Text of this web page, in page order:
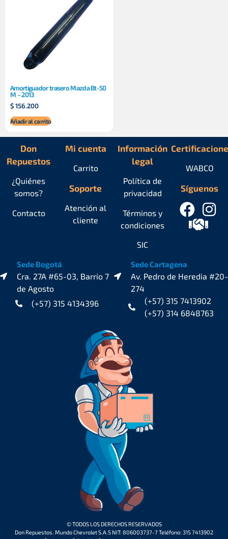
Amortiguador trasero Mazda Bt-50
M – 2013
$156.200
Añadir al carrito
Don
Repuestos
¿Quiénes
somos?
Contacto
Mi cuenta
Carrito
Soporte
Atención al
cliente
Información
legal
Política de
privacidad
Términos y
condiciones
SIC
Síguenos
WABCO
Sede Bogotá
Cra. 27A #65-03, Barrio 7
de Agosto
(+57) 315 4134396
Sede Cartagena
Av. Pedro de Heredia #20-
274
(+57) 315 7413902
(+57) 314 6848763
© TODOS LOS DERECHOS RESERVADOS
Don Repuestos. Mundo Chevrolet S.A.S NIT: 806003737-7 Teléfono: 315 7413902